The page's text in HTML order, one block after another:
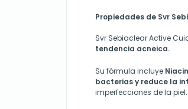
Propiedades de Svr
Svr Sebiaclear Active
tendencia acneica.
Su fórmula incluye
bacterias y reduce la
imperfecciones de la piel.